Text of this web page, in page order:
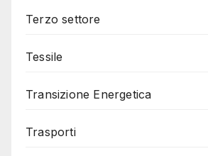
Terzo settore
Tessile
Transizione Energetica
Trasporti